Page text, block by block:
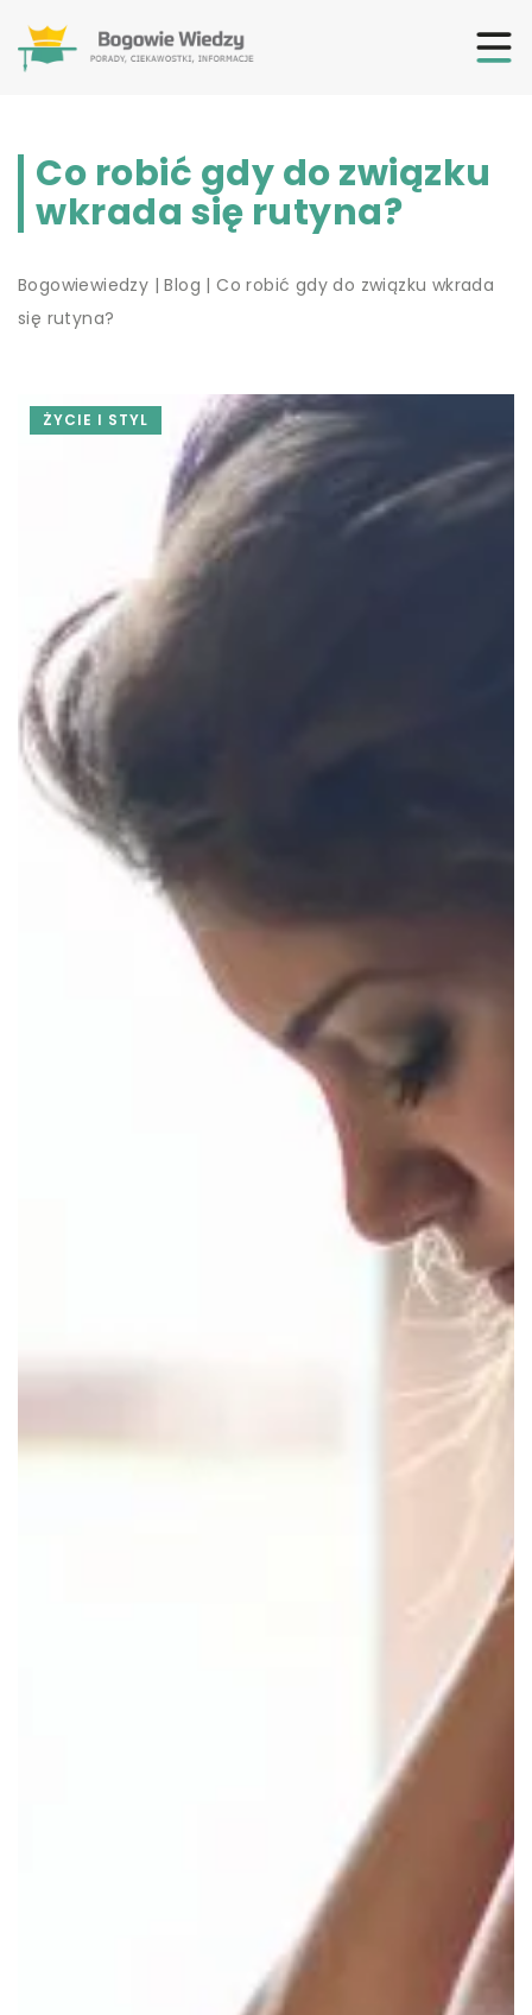
Co robić gdy do związku
wkrada się rutyna?
Bogowiewiedzy |Blog |Co robić gdy do związku wkrada
się rutyna?
ŻYCIE I STYL